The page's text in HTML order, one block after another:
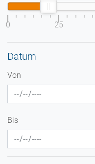
0 25
Datum
Von
Bis